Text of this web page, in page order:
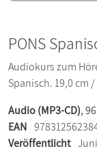
PONS
Audiokurs zum
Spanisch. 19,0 cm
Audio (MP3-CD),
EAN
Veröffentlicht